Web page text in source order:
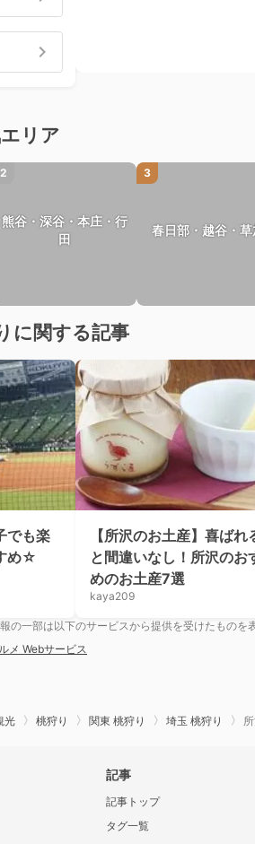
リア
2
熊谷・深谷・本庄・行
田
3
春日部・越谷・草
に関する記事
でも楽
め☆
【所沢のお土産】喜ばれ
と間違いなし！所沢のお
めのお土産7選
kaya209
の一部は以下のサービスから提供を受けたものを
メ Webサービス
光 桃狩り 関東 桃狩り 埼玉 桃狩り
記事
記事トップ
タグ一覧